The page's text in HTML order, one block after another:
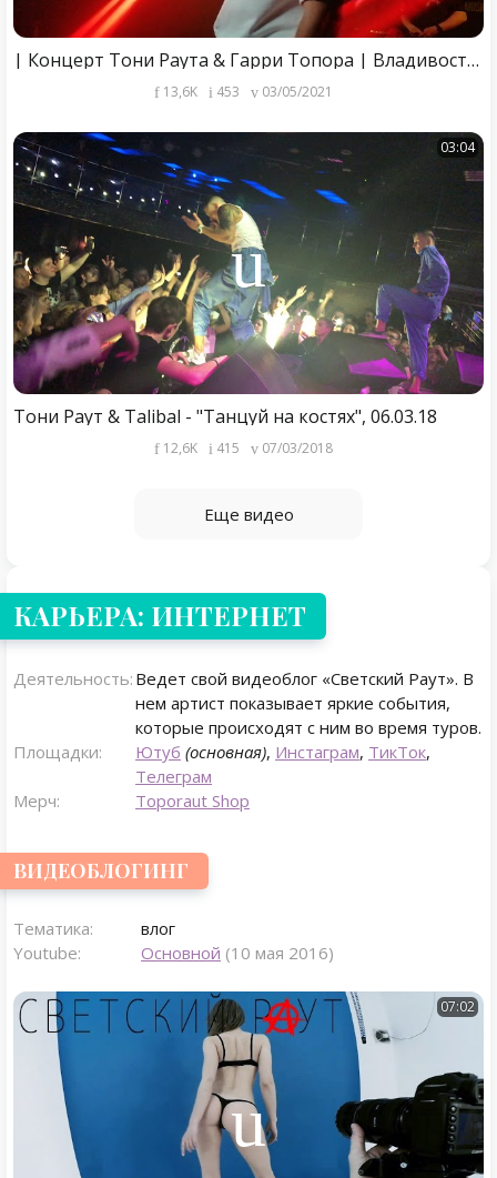
| Концерт Тони Раута & Гарри Топора | Владивосток | 2021 |
13,6K 453 03/05/2021
03:04
Тони Раут & Talibal - "Танцуй на костях", 06.03.18
12,6K 415 07/03/2018
Еще видео
КАРЬЕРА: ИНТЕРНЕТ
Деятельность: Ведет свой видеоблог «Светский Раут». В
нем артист показывает яркие события,
которые происходят с ним во время туров.
Площадки:
Ютуб (основная), Инстаграм, ТикТок,
Телеграм
Мерч:
Toporaut Shop
ВИДЕОБЛОГИНГ
Тематика:
влог
Youtube:
Основной (10 мая 2016)
07:02